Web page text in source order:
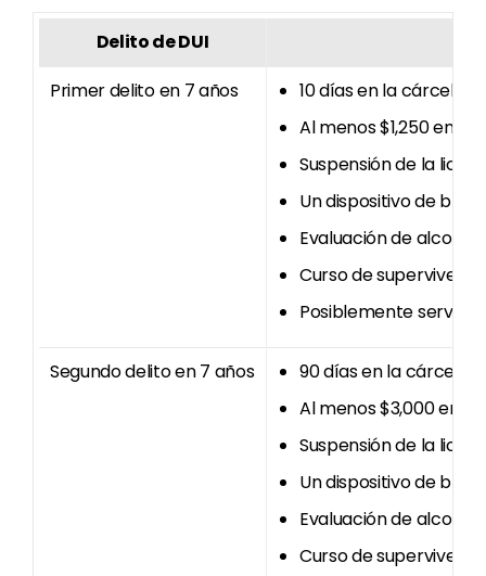
Delito de DUI
Primer delito en 7 años
10 días en la cárcel
Al menos $1,250 en
Suspensión de la
Un dispositivo de
Evaluación de
Curso de
Posiblemente
Segundo delito en 7 años
90 días en la cárcel
Al menos $3,000 en
Suspensión de la
Un dispositivo de
Evaluación de
Curso de